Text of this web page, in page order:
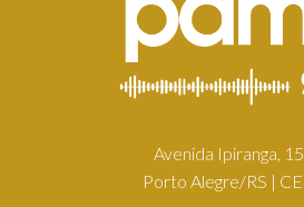
Avenida Ipiranga,
Porto Alegre/RS |